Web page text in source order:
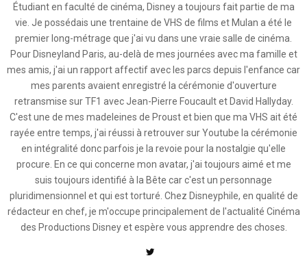
Étudiant en faculté de cinéma, Disney a toujours fait partie de ma
vie. Je possédais une trentaine de VHS de films et Mulan a été le
premier long-métrage que j'ai vu dans une vraie salle de cinéma.
Pour Disneyland Paris, au-delà de mes journées avec ma famille et
mes amis, j'ai un rapport affectif avec les parcs depuis l'enfance car
mes parents avaient enregistré la cérémonie d'ouverture
retransmise sur TF1 avec Jean-Pierre Foucault et David Hallyday.
C'est une de mes madeleines de Proust et bien que ma VHS ait été
rayée entre temps, j'ai réussi à retrouver sur Youtube la cérémonie
en intégralité donc parfois je la revoie pour la nostalgie qu'elle
procure. En ce qui concerne mon avatar, j'ai toujours aimé et me
suis toujours identifié à la Bête car c'est un personnage
pluridimensionnel et qui est torturé. Chez Disneyphile, en qualité de
rédacteur en chef, je m'occupe principalement de l'actualité Cinéma
des Productions Disney et espère vous apprendre des choses.